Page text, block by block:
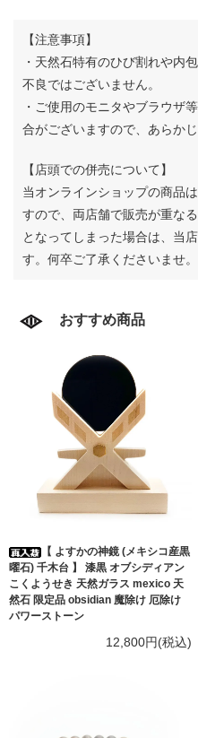
【注意事項】
・天然石特有のひび割れや内
不良ではございません。
・ご使用のモニタやブラウザ
合がございますので、あらか
【店頭での併売について】
当オンラインショップの商品
すので、両店舗で販売が重な
となってしまった場合は、当
す。何卒ご了承くださいませ。
おすすめ商品
【 よすかの神鏡 (メキシコ産黒
曜石) 千木台 】 漆黒 オブシディアン
こくようせき 天然ガラス mexico 天
然石 限定品 obsidian 魔除け 厄除け
パワーストーン
12,800円(税込)